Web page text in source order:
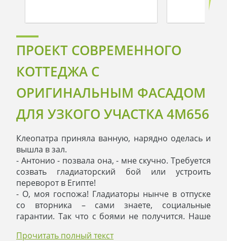
ПРОЕКТ СОВРЕМЕННОГО
КОТТЕДЖА С
ОРИГИНАЛЬНЫМ ФАСАДОМ
ДЛЯ УЗКОГО УЧАСТКА 4M656
Клеопатра приняла ванную, нарядно оделась и
вышла в зал.
- Антонио - позвала она, - мне скучно. Требуется
созвать гладиаторский бой или устроить
переворот в Египте!
- О, моя госпожа! Гладиаторы нынче в отпуске
со вторника – сами знаете, социальные
гарантии. Так что с боями не получится. Наше
не вытащишь, плавают, загорают. Предлагаю
Прочитать полный текст